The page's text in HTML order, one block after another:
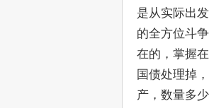
是从实际出
的全方位斗
在的，掌握
国债处理掉
产，数量多